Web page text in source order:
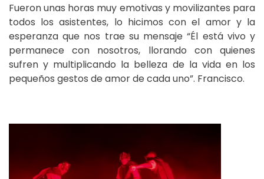
Fueron unas horas muy emotivas y movilizantes para
todos los asistentes, lo hicimos con el amor y la
esperanza que nos trae su mensaje “Él está vivo y
permanece con nosotros, llorando con quienes
sufren y multiplicando la belleza de la vida en los
pequeños gestos de amor de cada uno”. Francisco.